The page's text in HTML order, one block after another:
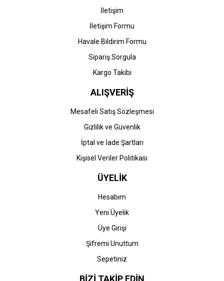
İletişim
İletişim Formu
Havale Bildirim Formu
Sipariş Sorgula
Kargo Takibi
ALIŞVERİŞ
Mesafeli Satış Sözleşmesi
Gizlilik ve Güvenlik
İptal ve İade Şartları
Kişisel Veriler Politikası
ÜYELİK
Hesabım
Yeni Üyelik
Üye Girişi
Şifremi Unuttum
Sepetiniz